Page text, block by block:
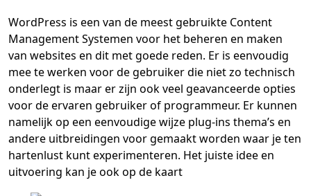
WordPress is een van de meest gebruikte Content
Management Systemen voor het beheren en maken
van websites en dit met goede reden. Er is eenvoudig
mee te werken voor de gebruiker die niet zo technisch
onderlegt is maar er zijn ook veel geavanceerde opties
voor de ervaren gebruiker of programmeur. Er kunnen
namelijk op een eenvoudige wijze plug-ins thema’s en
andere uitbreidingen voor gemaakt worden waar je ten
hartenlust kunt experimenteren. Het juiste idee en
uitvoering kan je ook op de kaart